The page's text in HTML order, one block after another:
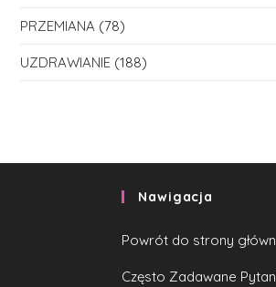
PRZEMIANA (78)
UZDRAWIANIE (188)
Nawigacja
Powrót do strony
Często Zadawane